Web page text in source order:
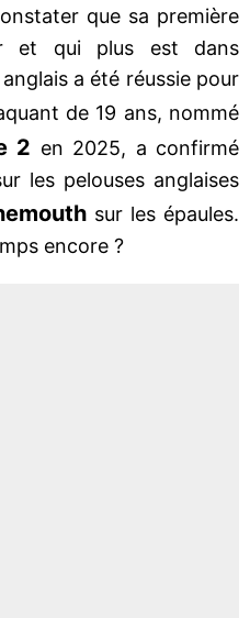
que sa première
et qui plus est dans
a été réussie pour
de 19 ans, nommé
2 en 2025, a confirmé
les pelouses anglaises
sur les épaules.
encore ?